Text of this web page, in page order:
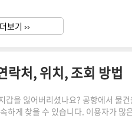
을 찾으려면 먼저 담당 부서에 문의
, 공항 운영사, 경찰서 등 여러 기관이
더보기 ››
락처, 위치, 조회 방법
갑을 잃어버리셨나요? 공항에서 물
하게 찾을 수 있습니다. 이용자가 많